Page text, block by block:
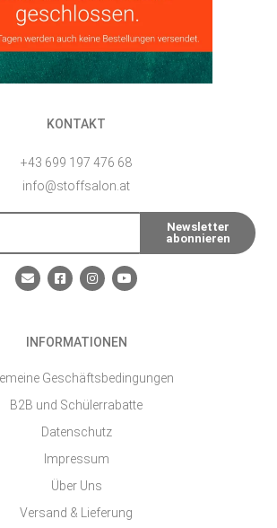
KONTAKT
+43 699 197 476 68
info@stoffsalon.at
Newsletter
abonnieren
E
n
o
F
a
o
-
q
a
r
e
I
n
g
m
Y
o
b
INFORMATIONEN
Geschäftsbedingungen
B2B und Schülerrabatte
Datenschutz
Impressum
Über Uns
Versand & Lieferung